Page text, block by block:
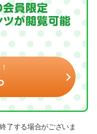
了する場合がございま